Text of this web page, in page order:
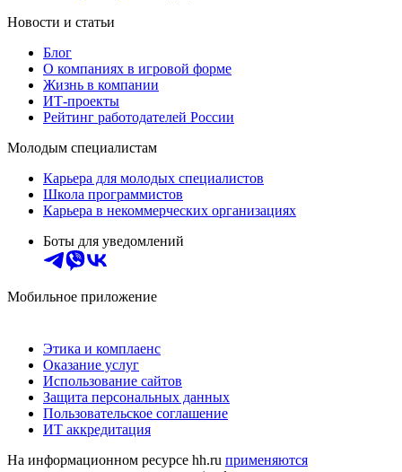
Новости и статьи
Блог
О компаниях в игровой форме
Жизнь в компании
ИТ-проекты
Рейтинг работодателей России
Молодым специалистам
Карьера для молодых специалистов
Школа программистов
Карьера в некоммерческих организациях
Боты для уведомлений
Мобильное приложение
Этика и комплаенс
Оказание услуг
Использование сайтов
Защита персональных данных
Пользовательское соглашение
ИТ аккредитация
На информационном ресурсе hh.ru применяются